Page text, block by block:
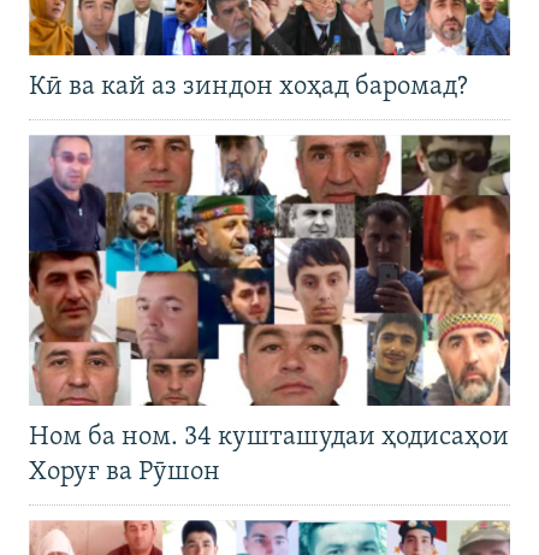
Кӣ ва кай аз зиндон хоҳад баромад?
Ном ба ном. 34 кушташудаи ҳодисаҳои
Хоруғ ва Рӯшон